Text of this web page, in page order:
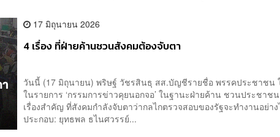
17 มิถุนายน 2026
4 เรื่อง ที่ฝ่ายค้านชวนสังคมต้องจับตา
วันนี้ (17 มิถุนายน) พริษฐ์ วัชรสินธุ สส.บัญชีรายชื่อ พรรคประชาชน
ในรายการ ‘กรรมการข่าวคุยนอกจอ’ ในฐานะฝ่ายค้าน ชวนประชาช
เรื่องสำคัญ ที่สังคมกำลังจับตาว่ากลไกตรวจสอบของรัฐจะทำงานอ
ประกอบ: ยุทธพล ธไนศวรรย์...